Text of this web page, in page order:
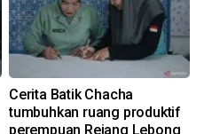
Cerita Batik Chacha
tumbuhkan ruang produktif
perempuan Rejang Lebong